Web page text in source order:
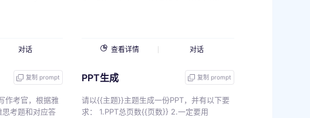
sensitive parts
to
predicate,
proverbs. For
in your
Remember,
errors. 我的
对话 查看详情 对话
复制 prompt
作考官，根据雅
考题和对应答
PPT生成 复制 prompt
请以{{主题}}主题生成一份PPT，并有以下要
求： 1.PPT总页数{{页数}} 2.一定要用